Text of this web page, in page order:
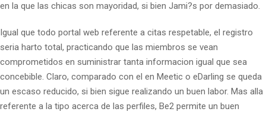
en la que las chicas son mayoridad, si bien Jami?s por demasiado.
Igual que todo portal web referente a citas respetable, el registro
seri­a harto total, practicando que las miembros se vean
comprometidos en suministrar tanta informacion igual que sea
concebible. Claro, comparado con el en Meetic o eDarling se queda
un escaso reducido, si bien sigue realizando un buen labor. Mas alla
referente a la tipo acerca de las perfiles, Be2 permite un buen